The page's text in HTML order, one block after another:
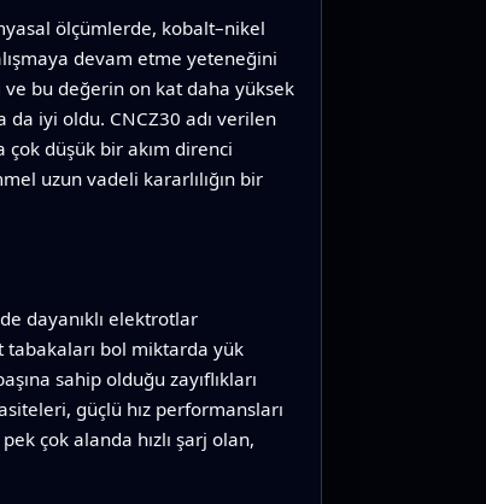
ölçümlerde, kobalt–nikel
devam etme yeteneğini
ve bu değerin on kat daha yüksek
da iyi oldu. CNCZ30 adı verilen
çok düşük bir akım direnci
uzun vadeli kararlılığın bir
dayanıklı elektrotlar
bol miktarda yük
sahip olduğu zayıflıkları
güçlü hız performansları
çok alanda hızlı şarj olan,